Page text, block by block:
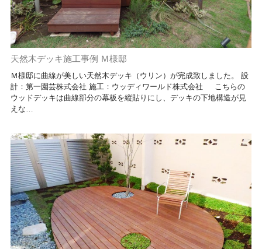
天然木デッキ施工事例 Ｍ様邸
Ｍ様邸に曲線が美しい天然木デッキ（ウリン）が完成致しました。 設
計：第一園芸株式会社 施工：ウッディワールド株式会社 こちらの
ウッドデッキは曲線部分の幕板を縦貼りにし、デッキの下地構造が見
えな…